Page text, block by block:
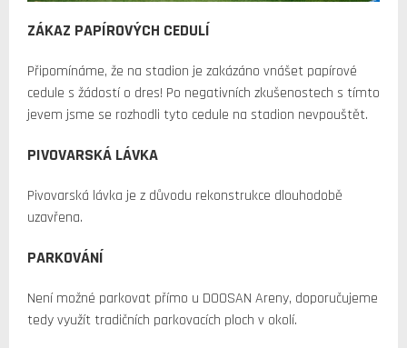
ZÁKAZ PAPÍROVÝCH CEDULÍ
Připomínáme, že na stadion je zakázáno vnášet papírové
cedule s žádostí o dres! Po negativních zkušenostech s tímto
jevem jsme se rozhodli tyto cedule na stadion nevpouštět.
PIVOVARSKÁ LÁVKA
Pivovarská lávka je z důvodu rekonstrukce dlouhodobě
uzavřena.
PARKOVÁNÍ
Není možné parkovat přímo u DOOSAN Areny, doporučujeme
tedy využít tradičních parkovacích ploch v okolí.